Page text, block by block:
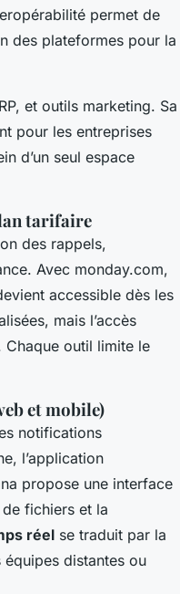
permet de
des plateformes pour la
et outils marketing. Sa
pour les entreprises
d’un seul espace
tarifaire
des rappels,
Avec monday.com,
accessible dès les
mais l’accès
Chaque outil limite le
et mobile)
notifications
l’application
propose une interface
fichiers et la
réel se traduit par la
distantes ou